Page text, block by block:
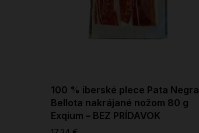
100 % iberské plece Pata Negra
Bellota nakrájané nožom 80 g
Exqium – BEZ PRÍDAVOK